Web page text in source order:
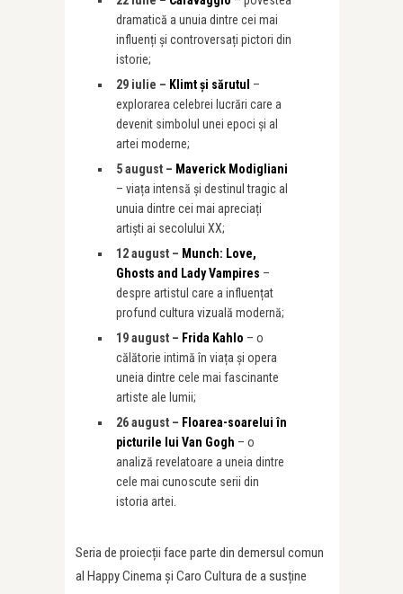
dramatică a unuia dintre cei mai
influenți și controversați pictori din
istorie;
29 iulie – Klimt și sărutul –
explorarea celebrei lucrări care a
devenit simbolul unei epoci și al
artei moderne;
5 august – Maverick Modigliani
– viața intensă și destinul tragic al
unuia dintre cei mai apreciați
artiști ai secolului XX;
12 august – Munch: Love,
Ghosts and Lady Vampires –
despre artistul care a influențat
profund cultura vizuală modernă;
19 august – Frida Kahlo – o
călătorie intimă în viața și opera
uneia dintre cele mai fascinante
artiste ale lumii;
26 august – Floarea-soarelui în
picturile lui Van Gogh – o
analiză revelatoare a uneia dintre
cele mai cunoscute serii din
istoria artei.
Seria de proiecții face parte din demersul comun
al Happy Cinema și Caro Cultura de a susține